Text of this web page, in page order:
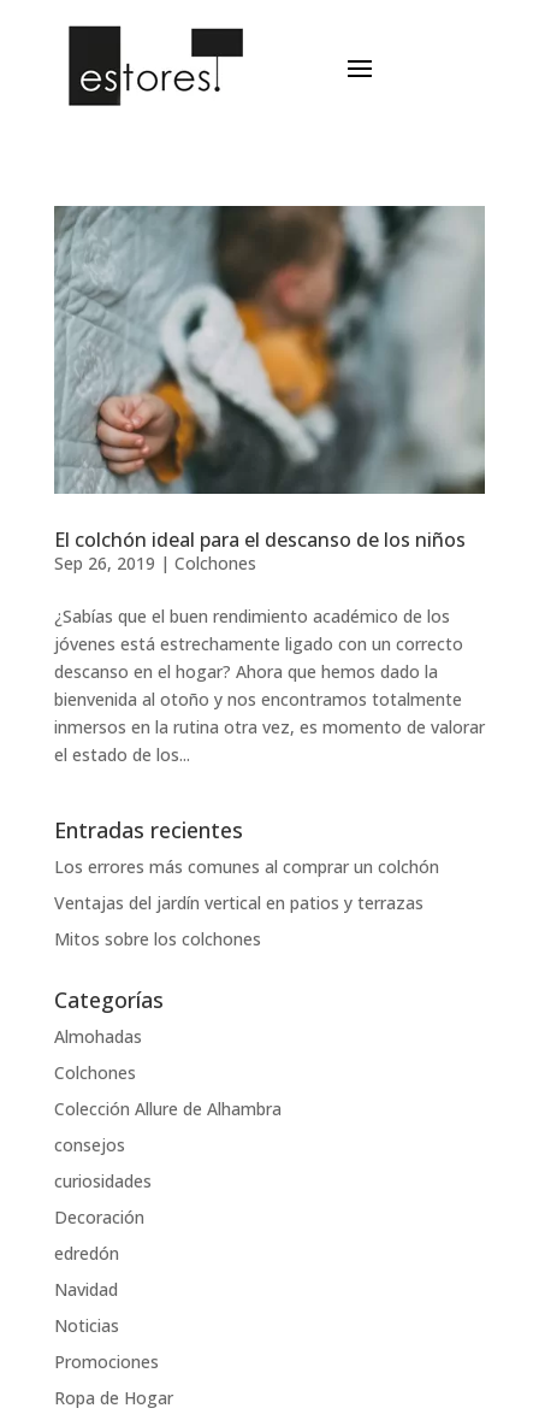
El colchón ideal para el descanso de los niños
Sep 26, 2019 | Colchones
¿Sabías que el buen rendimiento académico de los
jóvenes está estrechamente ligado con un correcto
descanso en el hogar? Ahora que hemos dado la
bienvenida al otoño y nos encontramos totalmente
inmersos en la rutina otra vez, es momento de valorar
el estado de los...
Entradas recientes
Los errores más comunes al comprar un colchón
Ventajas del jardín vertical en patios y terrazas
Mitos sobre los colchones
Categorías
Almohadas
Colchones
Colección Allure de Alhambra
consejos
curiosidades
Decoración
edredón
Navidad
Noticias
Promociones
Ropa de Hogar